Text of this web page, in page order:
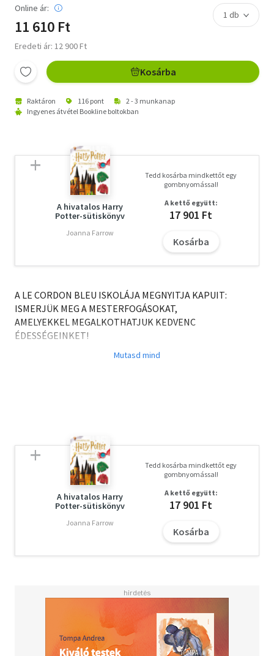
Online ár:
11 610 Ft
Eredeti ár: 12 900 Ft
Kosárba
Raktáron 116 pont
2 - 3 munkanap
Ingyenes átvétel Bookline boltokban
A hivatalos Harry
Potter-sütiskönyv
Joanna Farrow
Tedd kosárba mindkettőt egy
gombnyomással!
A kettő együtt:
17 901 Ft
Kosárba
A LE CORDON BLEU ISKOLÁJA MEGNYITJA KAPUIT:
ISMERJÜK MEG A MESTERFOGÁSOKAT,
AMELYEKKEL MEGALKOTHATJUK KEDVENC
ÉDESSÉGEINKET!
fortélyokat: cukorfőzés, csokoládé temperálása,
marcipán vagy praliné készítése...
* Részletes útmutató lépésről lépésre a legegyszerűbb és
a legbonyolultabb receptekhez.
320 FÁZISFOTÓ
A hivatalos Harry
Potter-sütiskönyv
Joanna Farrow
Tedd kosárba mindkettőt egy
gombnyomással!
A kettő együtt:
17 901 Ft
Kosárba